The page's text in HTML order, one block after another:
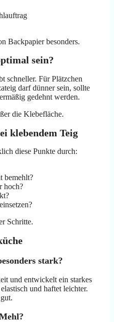
Backpapier besonders.
sein?
schneller. Für Plätzchen
darf dünner sein, sollte
gedehnt werden.
die Klebefläche.
klebendem Teig
diese Punkte durch:
bemehlt?
hoch?
Schritte.
stark?
und entwickelt ein starkes
und haftet leichter.